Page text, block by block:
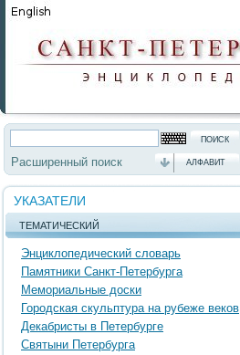
Расширенный поиск АЛФАВИТ
УКАЗАТЕЛИ
ТЕМАТИЧЕСКИЙ
Энциклопедический словарь
Памятники Санкт-Петербурга
Мемориальные доски
Городская скульптура на рубеже веков
Декабристы в Петербурге
Святыни Петербурга